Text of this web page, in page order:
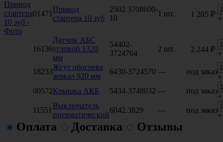
01471
Привод
стартера 10 зуб
2502.3708600-
10
1 шт. 1 205 ₽
+
16136
Датчик АБС
угловой 1320
мм
54402-
3724764
2 шт. 2 244 ₽
+
18233
Жгут обогрева
зеркал 920 мм
6430-3724570 — под заказ
+
00572Крышка АКБ 5434-3748032 — под заказ
+
11551
Выключатель
пневматический
6042.3829 — под заказ
+
Оплата Доставка Отзывы